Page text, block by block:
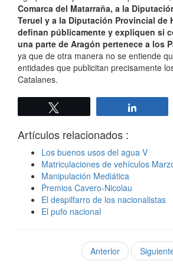
Comarca del Matarraña, a la
Teruel y a la Diputación Provincial de
definan públicamente y expliquen si
una parte de Aragón pertenece a los
ya que de otra manera no se entiende
entidades que publicitan precisamente
Catalanes.
Artículos relacionados :
Los buenos usos del agua V
Matriculaciones de vehículos
Manipulación Mediática
Premios Cavero-Nicolau
El despilfarro de los nacionalistas
El pufo nacional
Anterior